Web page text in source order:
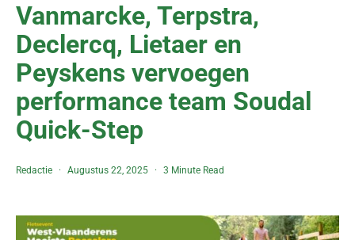
Vanmarcke, Terpstra,
Declercq, Lietaer en
Peyskens vervoegen
performance team Soudal
Quick-Step
Redactie Augustus 22, 2025 3 Minute Read